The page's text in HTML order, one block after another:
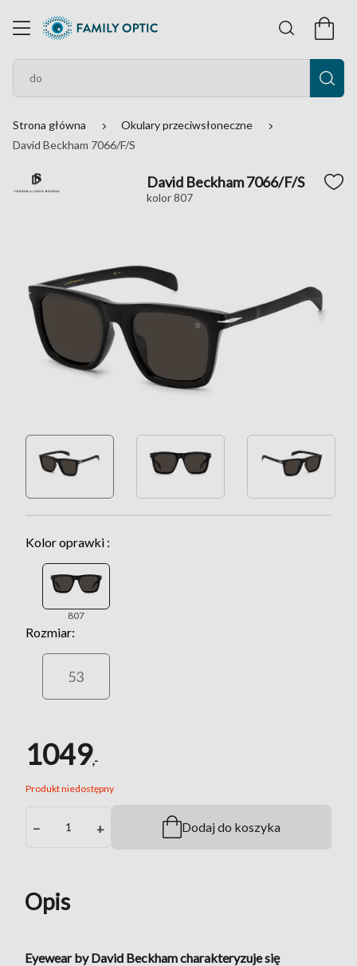
Strona główna
Okulary przeciwsłoneczne
David Beckham 7066/F/S
David Beckham 7066/F/S
kolor 807
Kolor oprawki :
807
Rozmiar:
53
1049,-
Produkt niedostępny
− + Dodaj do koszyka
Opis
Eyewear by David Beckham charakteryzuje się